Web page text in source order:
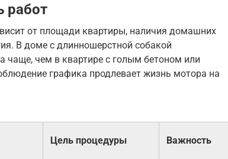
работ
от площади квартиры, наличия домашних
В доме с длинношерстной собакой
чаще, чем в квартире с голым бетоном или
графика продлевает жизнь мотора на
Цель процедуры Важность